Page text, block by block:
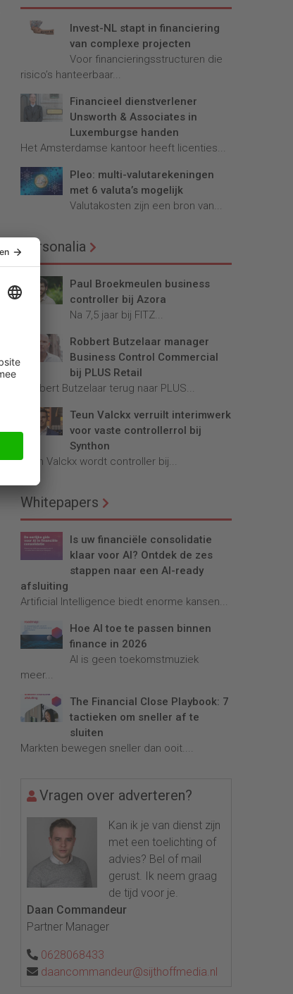
Invest-NL stapt in financiering
van complexe projecten
Voor financieringsstructuren die
risico’s hanteerbaar...
Financieel dienstverlener
Unsworth & Associates in
Luxemburgse handen
Het Amsterdamse kantoor heeft licenties...
Pleo: multi-valutarekeningen
met 6 valuta’s mogelijk
Valutakosten zijn een bron van...
Personalia
Paul Broekmeulen business
controller bij Azora
Na 7,5 jaar bij FITZ...
Robbert Butzelaar manager
Business Control Commercial
bij PLUS Retail
Robbert Butzelaar terug naar PLUS...
Teun Valckx verruilt interimwerk
voor vaste controllerrol bij
Synthon
Teun Valckx wordt controller bij...
Whitepapers
Is uw financiële consolidatie
klaar voor AI? Ontdek de zes
stappen naar een AI-ready
afsluiting
Artificial Intelligence biedt enorme kansen...
Hoe AI toe te passen binnen
finance in 2026
AI is geen toekomstmuziek
meer...
The Financial Close Playbook: 7
tactieken om sneller af te
sluiten
Markten bewegen sneller dan ooit....
Vragen over adverteren?
Kan ik je van dienst zijn
met een toelichting of
advies? Bel of mail
gerust. Ik neem graag
de tijd voor je.
Daan Commandeur
Partner Manager
0628068433
daancommandeur@sijthoffmedia.nl